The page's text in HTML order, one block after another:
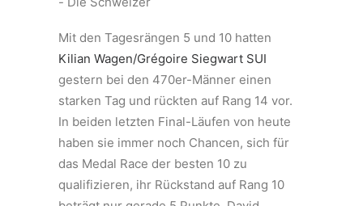
Mit den Tagesrängen 5 und 10 hatten
Kilian Wagen/Grégoire Siegwart SUI
gestern bei den 470er-Männer einen
starken Tag und rückten auf Rang 14 vor.
In beiden letzten Final-Läufen von heute
haben sie immer noch Chancen, sich für
das Medal Race der besten 10 zu
qualifizieren, ihr Rückstand auf Rang 10